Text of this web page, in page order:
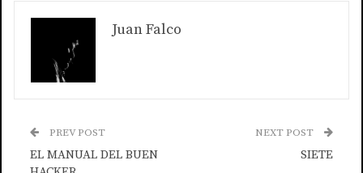
Juan Falco
PREV POST
EL MANUAL DEL BUEN
NEXT POST
SIETE